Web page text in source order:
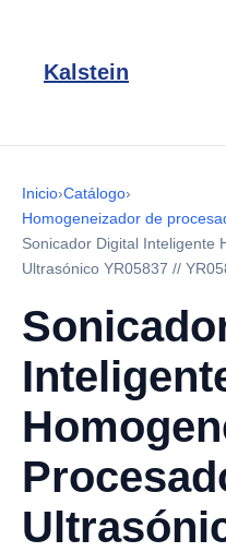
Kalstein
Inicio›Catálogo›
Homogeneizador de
Sonicador Digital Inteligente
Ultrasónico YR05837 //